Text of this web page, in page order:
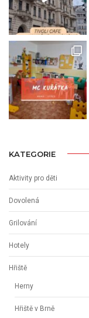
KATEGORIE
Aktivity pro děti
Dovolená
Grilování
Hotely
Hřiště
Herny
Hřiště v Brně